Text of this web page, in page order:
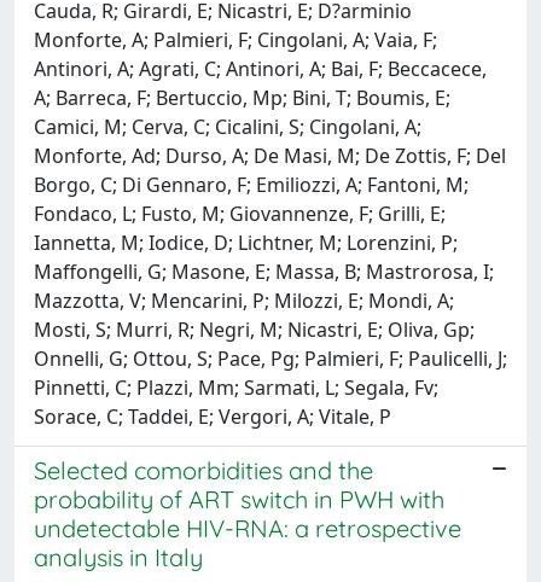
Cauda, R; Girardi, E; Nicastri, E; D?arminio
Monforte, A; Palmieri, F; Cingolani, A; Vaia, F;
Antinori, A; Agrati, C; Antinori, A; Bai, F; Beccacece,
A; Barreca, F; Bertuccio, Mp; Bini, T; Boumis, E;
Camici, M; Cerva, C; Cicalini, S; Cingolani, A;
Monforte, Ad; Durso, A; De Masi, M; De Zottis, F; Del
Borgo, C; Di Gennaro, F; Emiliozzi, A; Fantoni, M;
Fondaco, L; Fusto, M; Giovannenze, F; Grilli, E;
Iannetta, M; Iodice, D; Lichtner, M; Lorenzini, P;
Maffongelli, G; Masone, E; Massa, B; Mastrorosa, I;
Mazzotta, V; Mencarini, P; Milozzi, E; Mondi, A;
Mosti, S; Murri, R; Negri, M; Nicastri, E; Oliva, Gp;
Onnelli, G; Ottou, S; Pace, Pg; Palmieri, F; Paulicelli, J;
Pinnetti, C; Plazzi, Mm; Sarmati, L; Segala, Fv;
Sorace, C; Taddei, E; Vergori, A; Vitale, P
Selected comorbidities and the
probability of ART switch in PWH with
undetectable HIV-RNA: a retrospective
analysis in Italy